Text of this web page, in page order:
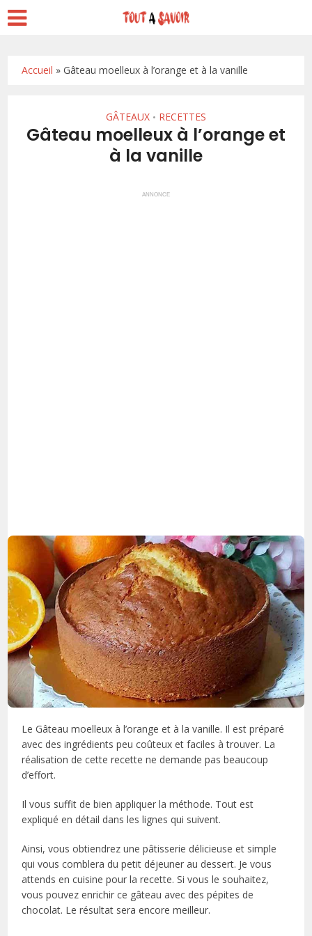
Accueil »Gâteau moelleux à l’orange et à la vanille
GÂTEAUX • RECETTES
Gâteau moelleux à l’orange et
à la vanille
ANNONCE
Le Gâteau moelleux à l’orange et à la vanille. Il est préparé
avec des ingrédients peu coûteux et faciles à trouver. La
réalisation de cette recette ne demande pas beaucoup
d’effort.
Il vous suffit de bien appliquer la méthode. Tout est
expliqué en détail dans les lignes qui suivent.
Ainsi, vous obtiendrez une pâtisserie délicieuse et simple
qui vous comblera du petit déjeuner au dessert. Je vous
attends en cuisine pour la recette. Si vous le souhaitez,
vous pouvez enrichir ce gâteau avec des pépites de
chocolat. Le résultat sera encore meilleur.